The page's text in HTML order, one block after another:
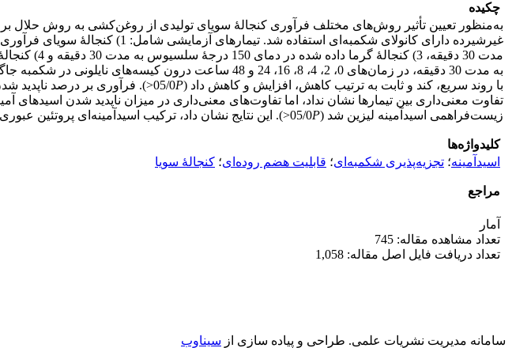
چکیده
به‌منظور تعیین تأثیر روش‌های مختلف فرآوری کنجالۀ سویای تولیدی از روغن‌کشی به روش حلال
به مدت 30 دقیقه، در زمان‌های 0، 2، 4، 8، 16، 24 و 48
با روند سریع، کند و ثابت به ترتیب کاهش، افزایش و کاهش داد (05/0P <). فرآوری بر درصد ناپدید
تفاوت معنی‌داری بین تیمارها نشان نداد، اما تفاوت‌های معنی‌داری در میزان ناپدید شدن اسیدهای
زیست‌فراهمی اسیدآمینه لیزین شد (05/0P <). این نتایج نشان داد، ترکیب اسیدآمینه‌ای پروتئین
کلیدواژه‌ها
اسیدآمینه؛ تجزیه‌پذیری شکمبه‌ای؛ قابلیت هضم روده‌ای؛ کنجالۀ سویا
مراجع
آمار
تعداد مشاهده مقاله: 745
تعداد دریافت فایل اصل مقاله: 1,058
سامانه مدیریت نشریات علمی. طراحی و پیاده سازی از سیناوب